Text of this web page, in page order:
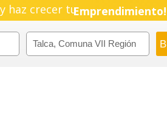
haz crecer tuPyme!
Emprendimiento!